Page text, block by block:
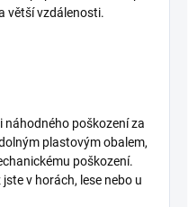
větší vzdálenosti.
náhodného poškození za
plastovým obalem,
poškození.
v horách, lese nebo u